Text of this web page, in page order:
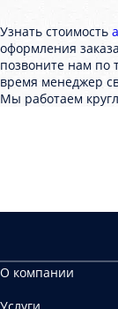
Узнать стоимость
оформления
позвоните нам по
время менеджер
Мы работаем
О компании